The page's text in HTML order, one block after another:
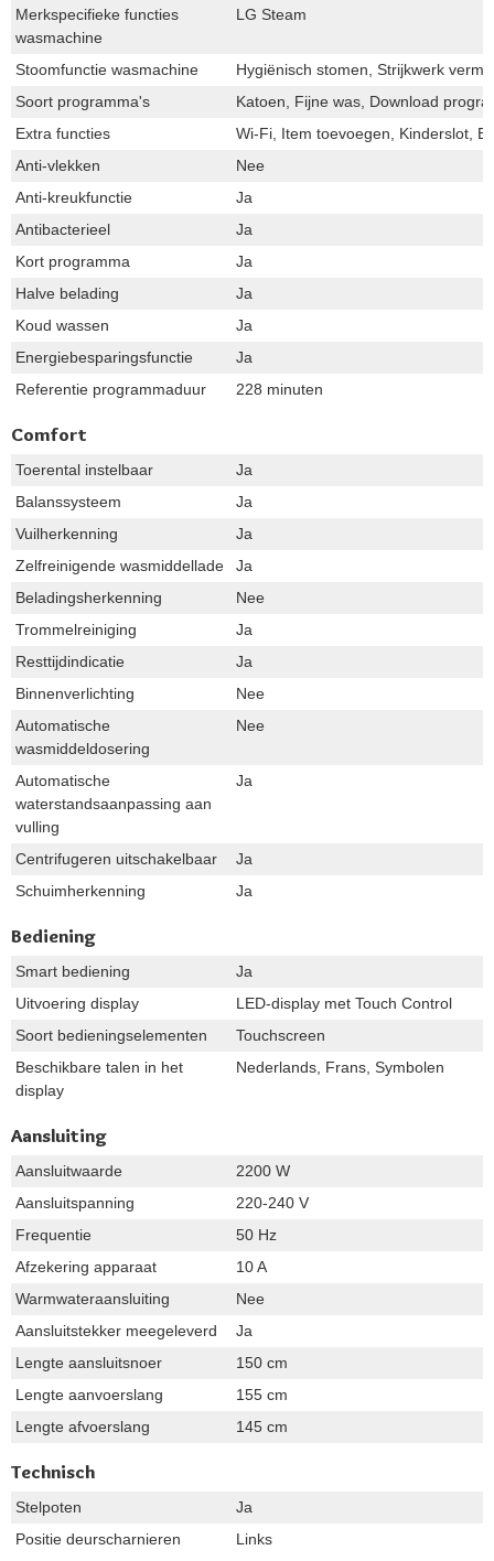
Merkspecifieke functies
wasmachine
LG Steam
Stoomfunctie wasmachine
Hygiënisch stomen, Strijkwerk
Soort programma's
Katoen, Fijne was, Download
Extra functies
Wi-Fi, Item toevoegen, Kinderslot,
Anti-vlekken
Nee
Anti-kreukfunctie
Ja
Antibacterieel
Ja
Kort programma
Ja
Halve belading
Ja
Koud wassen
Ja
Energiebesparingsfunctie
Ja
Referentie programmaduur
228 minuten
Comfort
Toerental instelbaar
Ja
Balanssysteem
Ja
Vuilherkenning
Ja
Zelfreinigende wasmiddellade
Ja
Beladingsherkenning
Nee
Trommelreiniging
Ja
Resttijdindicatie
Ja
Binnenverlichting
Nee
Automatische
wasmiddeldosering
Nee
Automatische
waterstandsaanpassing aan
vulling
Ja
Centrifugeren uitschakelbaar
Ja
Schuimherkenning
Ja
Bediening
Smart bediening
Ja
Uitvoering display
LED-display met Touch Control
Soort bedieningselementen
Touchscreen
Beschikbare talen in het
display
Nederlands, Frans, Symbolen
Aansluiting
Aansluitwaarde
2200 W
Aansluitspanning
220-240 V
Frequentie
50 Hz
Afzekering apparaat
10 A
Warmwateraansluiting
Nee
Aansluitstekker meegeleverd
Ja
Lengte aansluitsnoer
150 cm
Lengte aanvoerslang
155 cm
Lengte afvoerslang
145 cm
Technisch
Stelpoten
Ja
Positie deurscharnieren
Links